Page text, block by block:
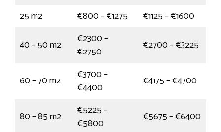
25 m2
€800 – €1275
€1125 – €1600
40 – 50 m2
€2300 –
€2750
€2700 – €3225
60 – 70 m2
€3700 –
€4400
€4175 – €4700
80 – 85 m2
€5225 –
€5800
€5675 – €6400